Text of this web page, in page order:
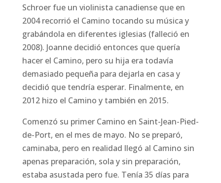
Schroer fue un violinista canadiense que en
2004 recorrió el Camino tocando su música y
grabándola en diferentes iglesias (falleció en
2008). Joanne decidió entonces que quería
hacer el Camino, pero su hija era todavía
demasiado pequeña para dejarla en casa y
decidió que tendría esperar. Finalmente, en
2012 hizo el Camino y también en 2015.
Comenzó su primer Camino en Saint-Jean-Pied-
de-Port, en el mes de mayo. No se preparó,
caminaba, pero en realidad llegó al Camino sin
apenas preparación, sola y sin preparación,
estaba asustada pero fue. Tenía 35 días para